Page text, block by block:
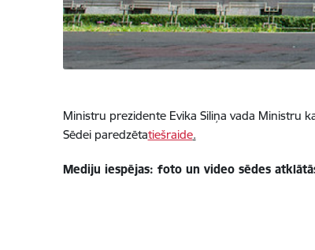
Ministru prezidente Evika Siliņa vada Ministru
Sēdei paredzētatiešraide.
Mediju iespējas: foto un video sēdes